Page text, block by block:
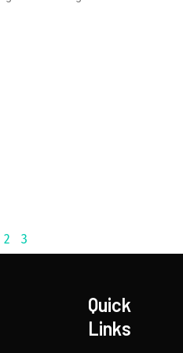
2 3
Quick
Links